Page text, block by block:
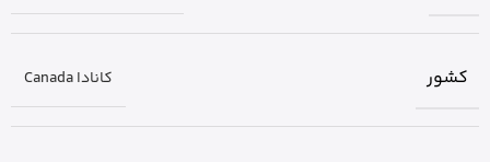
کشور کانادا Canada